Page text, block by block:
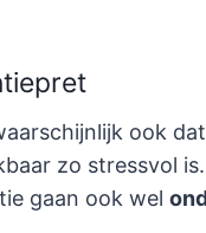
ook
zo stressvol
gaan ook wel